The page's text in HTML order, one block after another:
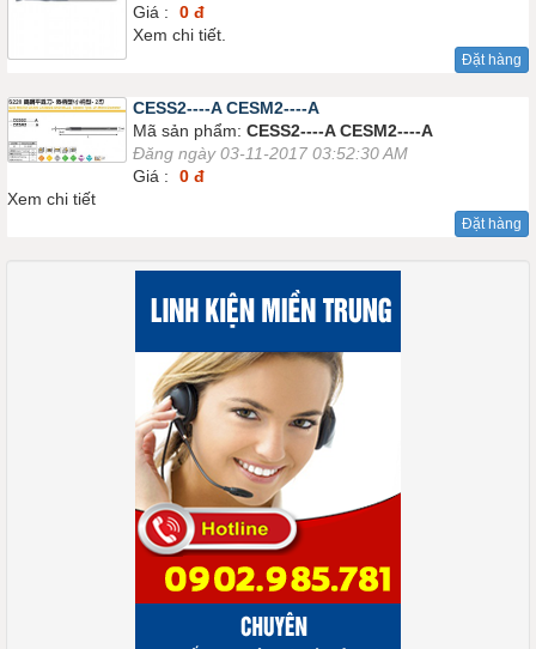
Giá :
0 đ
Xem chi tiết.
Đặt hàng
CESS2----A CESM2----A
Mã sản phẩm: CESS2----A CESM2----A
Đăng ngày 03-11-2017 03:52:30 AM
Giá :
0 đ
Xem chi tiết
Đặt hàng